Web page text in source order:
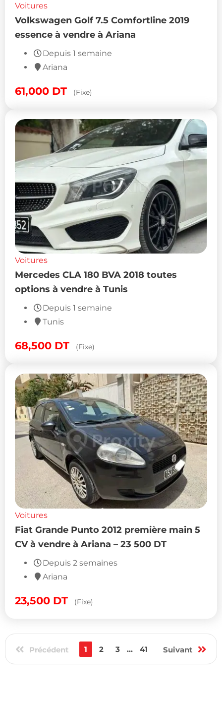
Voitures
Volkswagen Golf 7.5 Comfortline 2019
essence à vendre à Ariana
Depuis 1 semaine
Ariana
61,000 DT (Fixe)
Voitures
Mercedes CLA 180 BVA 2018 toutes
options à vendre à Tunis
Depuis 1 semaine
Tunis
68,500 DT (Fixe)
Voitures
Fiat Grande Punto 2012 première main 5
CV à vendre à Ariana – 23 500 DT
Depuis 2 semaines
Ariana
23,500 DT (Fixe)
Précédent 1 2 3 ... 41 Suivant